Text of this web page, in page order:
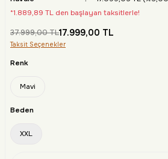
*1.889,89 TL den başlayan taksitlerle!
37.999,00 TL17.999,00 TL
Taksit Seçenekler
Renk
Mavi
Beden
XXL